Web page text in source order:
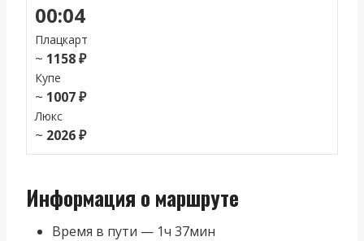
00:04
Плацкарт
~ 1158 ₽
Купе
~ 1007 ₽
Люкс
~ 2026 ₽
Информация о маршруте
Время в пути — 1ч 37мин